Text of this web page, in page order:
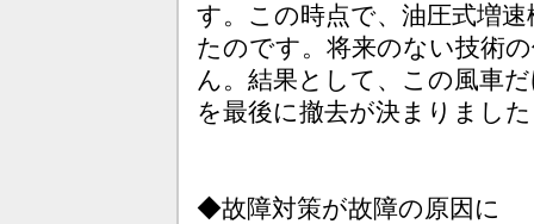
す。この時点で、油圧式増
たのです。将来のない技術
ん。結果として、この風車
を最後に撤去が決まりまし
◆故障対策が故障の原因に